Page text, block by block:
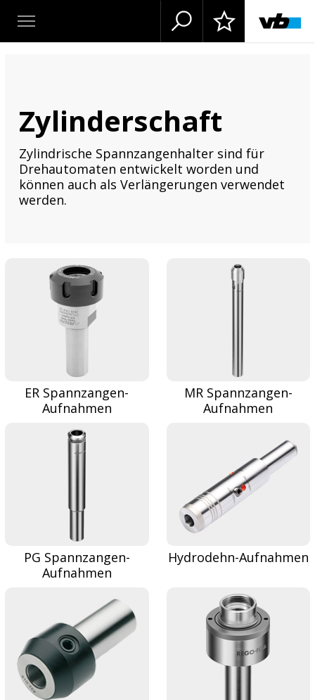
Zylinderschaft
Zylindrische Spannzangenhalter sind für
Drehautomaten entwickelt worden und
können auch als Verlängerungen verwendet
werden.
ER Spannzangen-
Aufnahmen
MR Spannzangen-
Aufnahmen
PG Spannzangen-
Aufnahmen
Hydrodehn-Aufnahmen